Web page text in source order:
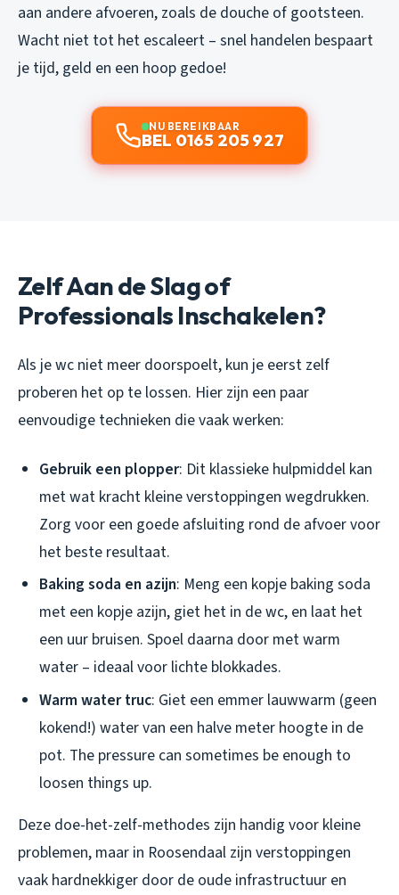
aan andere afvoeren, zoals de douche of gootsteen.
Wacht niet tot het escaleert – snel handelen bespaart
je tijd, geld en een hoop gedoe!
NU BEREIKBAAR
BEL 0165 205 927
Zelf Aan de Slag of
Professionals Inschakelen?
Als je wc niet meer doorspoelt, kun je eerst zelf
proberen het op te lossen. Hier zijn een paar
eenvoudige technieken die vaak werken:
Gebruik een plopper: Dit klassieke hulpmiddel kan
met wat kracht kleine verstoppingen wegdrukken.
Zorg voor een goede afsluiting rond de afvoer voor
het beste resultaat.
Baking soda en azijn: Meng een kopje baking soda
met een kopje azijn, giet het in de wc, en laat het
een uur bruisen. Spoel daarna door met warm
water – ideaal voor lichte blokkades.
Warm water truc: Giet een emmer lauwwarm (geen
kokend!) water van een halve meter hoogte in de
pot. The pressure can sometimes be enough to
loosen things up.
Deze doe-het-zelf-methodes zijn handig voor kleine
problemen, maar in Roosendaal zijn verstoppingen
vaak hardnekkiger door de oude infrastructuur en